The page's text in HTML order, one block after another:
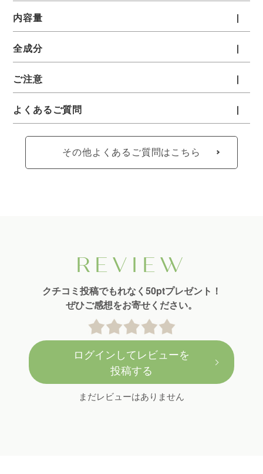
内容量
全成分
ご注意
よくあるご質問
その他よくあるご質問はこちら
REVIEW
クチコミ投稿でもれなく50ptプレゼント！
ぜひご感想をお寄せください。
ログインしてレビューを
投稿する
まだレビューはありません